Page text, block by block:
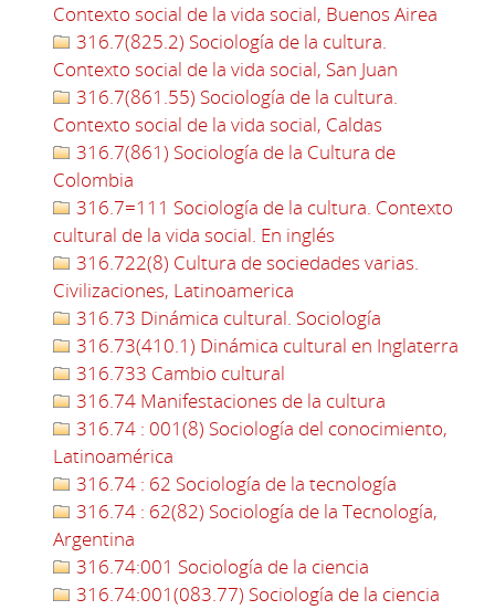
Contexto social de la vida social, Buenos Airea
316.7(825.2) Sociología de la cultura.
Contexto social de la vida social, San Juan
316.7(861.55) Sociología de la cultura.
Contexto social de la vida social, Caldas
316.7(861) Sociología de la Cultura de
Colombia
316.7=111 Sociología de la cultura. Contexto
cultural de la vida social. En inglés
316.722(8) Cultura de sociedades varias.
Civilizaciones, Latinoamerica
316.73 Dinámica cultural. Sociología
316.73(410.1) Dinámica cultural en Inglaterra
316.733 Cambio cultural
316.74 Manifestaciones de la cultura
316.74 : 001(8) Sociología del conocimiento,
Latinoamérica
316.74 : 62 Sociología de la tecnología
316.74 : 62(82) Sociología de la Tecnología,
Argentina
316.74:001 Sociología de la ciencia
316.74:001(083.77) Sociología de la ciencia